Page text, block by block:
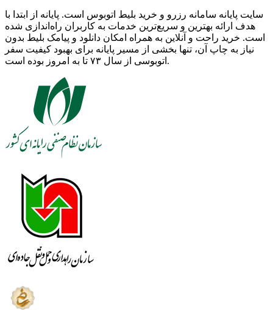
سایت پایانه سامانه رزرو و خرید بلیط اتوبوس است. پایانه از ابتدا با
هدف ارائه بهترین و سریع‌ترین خدمات به کاربران راه‌اندازی شده
است. خرید راحت و آنلاین به همراه امکان دانلود و پیامک بلیط بدون
نیاز به چاپ آن، تنها بخشی از مسیر پایانه برای بهبود کیفیت سفر
اتوبوسی از سال ۷۳ تا به امروز بوده است.